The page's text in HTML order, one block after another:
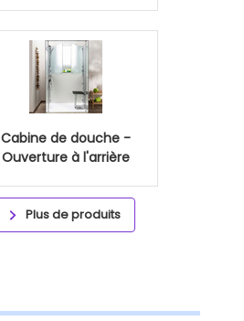
Cabine de douche -
Ouverture à l'arrière
Plus de produits